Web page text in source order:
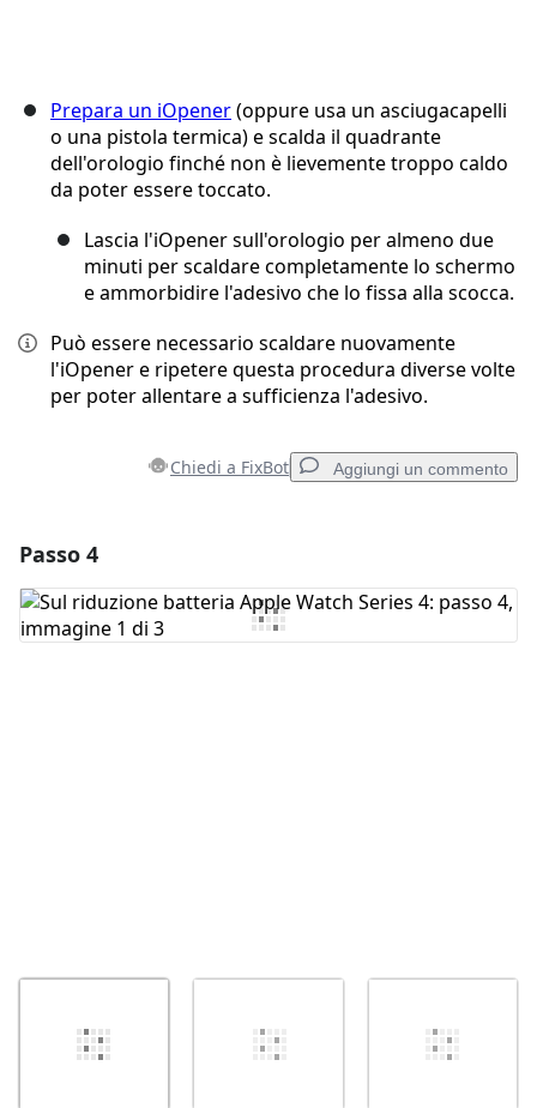
Prepara un iOpener(oppure usa un asciugacapelli
o una pistola termica) e scalda il quadrante
dell'orologio finché non è lievemente troppo caldo
da poter essere toccato.
Lascia l'iOpener sull'orologio per almeno due
minuti per scaldare completamente lo schermo
e ammorbidire l'adesivo che lo fissa alla scocca.
Può essere necessario scaldare nuovamente
l'iOpener e ripetere questa procedura diverse volte
per poter allentare a sufficienza l'adesivo.
Chiedi a FixBot Aggiungi un commento
Aggiungi Commento
Passo 4